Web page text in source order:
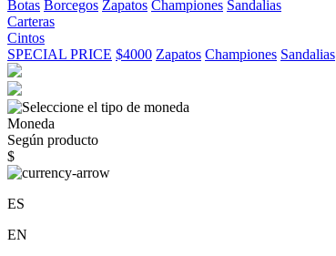
Botas Borcegos Zapatos Championes Sandalias
Carteras
Cintos
SPECIAL PRICE $4000 Zapatos Championes Sandalias
Moneda
Según producto
$
ES
EN